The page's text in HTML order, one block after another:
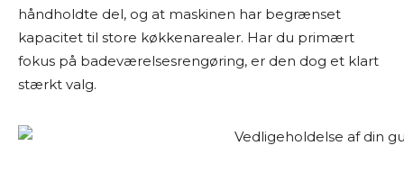
håndholdte del, og at maskinen har begrænset
kapacitet til store køkkenarealer. Har du primært
fokus på badeværelsesrengøring, er den dog et klart
stærkt valg.